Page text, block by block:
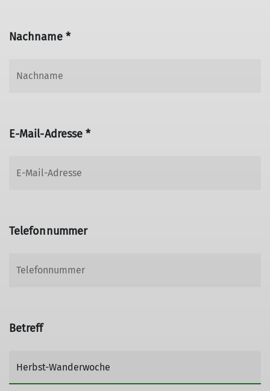
Nachname *
E-Mail-Adresse *
Telefonnummer
Betreff